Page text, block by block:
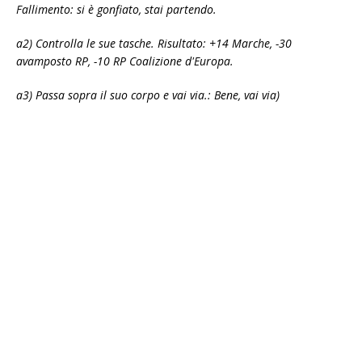
Fallimento: si è gonfiato, stai partendo.
a2) Controlla le sue tasche. Risultato: +14 Marche, -30
avamposto RP, -10 RP Coalizione d'Europa.
a3) Passa sopra il suo corpo e vai via.: Bene, vai via)